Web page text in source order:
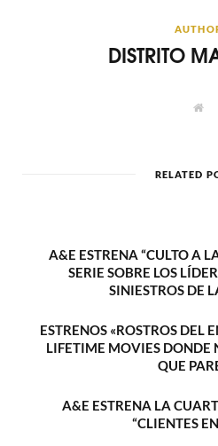
DISTRITO
W
RELATED
A&E ESTRENA “CULTO A
SERIE SOBRE LOS
SINIESTROS DE
ESTRENOS «ROSTROS DEL
LIFETIME MOVIES DONDE
QUE
A&E ESTRENA LA
“CLIENTES